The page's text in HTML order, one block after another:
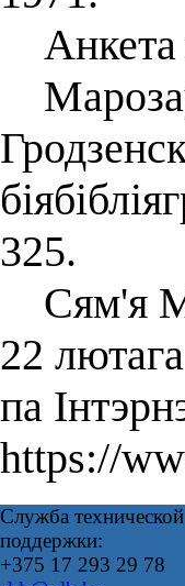
Анкета
325.
Сям'я
22
па
https://
Служба технической
поддержки:
+375 17 293 29 78